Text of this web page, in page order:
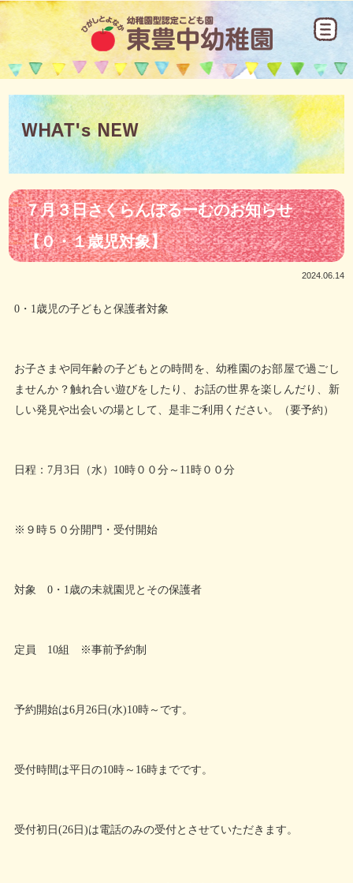
WHAT's NEW
７月３日さくらんぼるーむのお知らせ
【０・１歳児対象】
2024.06.14
0・1歳児の子どもと保護者対象
お子さまや同年齢の子どもとの時間を、幼稚園のお部屋で過ごし
ませんか？触れ合い遊びをしたり、お話の世界を楽しんだり、新
しい発見や出会いの場として、是非ご利用ください。（要予約）
日程：7月3日（水）10時００分～11時００分
※９時５０分開門・受付開始
対象 0・1歳の未就園児とその保護者
定員 10組 ※事前予約制
予約開始は6月26日(水)10時～です。
受付時間は平日の10時～16時までです。
受付初日(26日)は電話のみの受付とさせていただきます。